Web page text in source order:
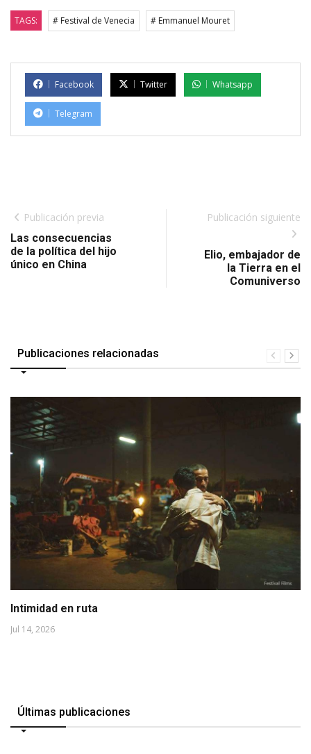
TAGS: # Festival de Venecia # Emmanuel Mouret
Facebook Twitter Whatsapp
Telegram
Publicación previa
Las consecuencias
de la política del hijo
único en China
Publicación siguiente
Elio, embajador de
la Tierra en el
Comuniverso
Publicaciones relacionadas
Intimidad en ruta
Jul 14, 2026
Últimas publicaciones